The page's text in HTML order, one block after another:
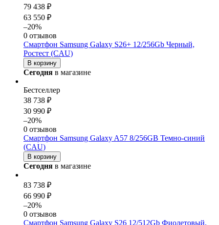
79 438 ₽
63 550 ₽
–20%
0 отзывов
Смартфон Samsung Galaxy S26+ 12/256Gb Черный,
Ростест (CAU)
В корзину
Сегодня в магазине
Бестселлер
38 738 ₽
30 990 ₽
–20%
0 отзывов
Смартфон Samsung Galaxy A57 8/256GB Темно-синий
(CAU)
В корзину
Сегодня в магазине
83 738 ₽
66 990 ₽
–20%
0 отзывов
Смартфон Samsung Galaxy S26 12/512Gb Фиолетовый,